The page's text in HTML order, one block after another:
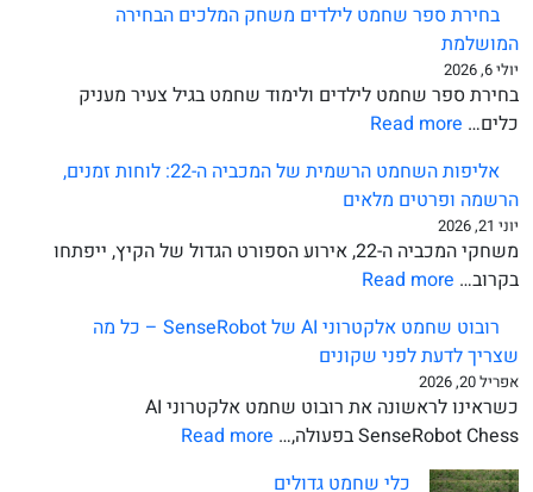
בחירת ספר שחמט לילדים משחק המלכים הבחירה
המושלמת
יולי 6, 2026
בחירת ספר שחמט לילדים ולימוד שחמט בגיל צעיר מעניק
כלים… Read more
ספר
שחמט
לילדים
משחק
המלכים
הבחירה
המושלמת
אליפות השחמט הרשמית של המכביה ה-22: לוחות זמנים,
הרשמה ופרטים מלאים
יוני 21, 2026
משחקי המכביה ה-22, אירוע הספורט הגדול של הקיץ, ייפתחו
בקרוב… Read more
השחמט
הרשמית
המכביה
ה-22:
לוחות
רובוט שחמט אלקטרוני AI של SenseRobot – כל מה
שצריך לדעת לפני שקונים
אפריל 20, 2026
כשראינו לראשונה את רובוט שחמט אלקטרוני AI
SenseRobot Chess בפעולה,…
Read more
כלי שחמט גדולים